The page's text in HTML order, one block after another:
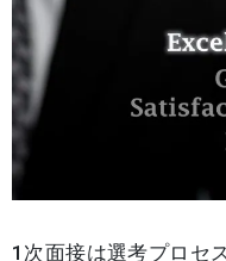
1次面接は選考プロセ